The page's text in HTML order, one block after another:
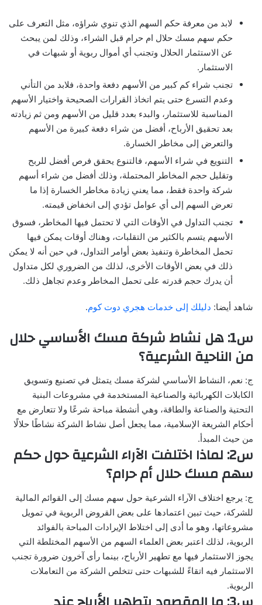
لابد من معرفة حكم السهم الذي تنوي شراؤه، مثل التعرف على
حكم سهم مسك حلال ام حرام قبل الشراء، وذلك لمن يبحث
عن الاستثمار الحلال وتجنب أي أموال ربوية أو شبهات في
الاستثمار.
تجنب شراء كم كبير من الأسهم دفعة واحدة، فلابد من التأني
وعدم التسرع حتى يتم اتخاذ القرارات الصحيحة واختيار الأسهم
المناسبة للاستثمار، والبدء بعدد قليل من الأسهم ومن ثم زيادته
بعد تحقيق الأرباح، أفضل من شراء دفعة كبيرة من الأسهم
والتعرض إلى مخاطر الخسارة.
التنويع في شراء الأسهم، فالتنوع يحقق فرص أفضل للربح
وتقليل حجم المخاطر المحتملة، وذلك أفضل من شراء أسهم
شركة واحدة فقط، مما يعني زيادة مخاطر الخسارة إذا ما
تعرض السهم إلى أي عوامل تؤدي إلى انخفاض قيمته.
تجنب التداول في الأوقات التي لا تحتمل فيها المخاطر، فسوق
الأسهم يتسم بالكثير من التقلبات، وهناك أوقات يمكن فيها
تحمل المخاطرة وتنفيذ بعض أوامر التداول، في حين أنه لا يمكن
ذلك في بعض الأوقات الأخرى، لذلك من الضروري لكل متداول
أن يدرك حجم قدرته على تحمل المخاطر وعدم تجاهل ذلك.
شاهد أيضا: دليلك إلى خدمات هجري دوت كوم.
س1: هل نشاط شركة مسك الأساسي حلال
من الناحية الشرعية؟
ج: نعم، النشاط الأساسي لشركة مسك يتمثل في تصنيع وتسويق
الكابلات الكهربائية والصناعية المستخدمة في مشروعات البنية
التحتية والصناعة والطاقة، وهي أنشطة مباحة شرعًا ولا تتعارض مع
أحكام الشريعة الإسلامية، مما يجعل أصل نشاط الشركة نشاطًا حلالًا
من حيث المبدأ.
س2: لماذا اختلفت الآراء الشرعية حول حكم
سهم مسك حلال أم حرام؟
ج: يرجع اختلاف الآراء الشرعية حول سهم مسك إلى القوائم المالية
للشركة، حيث تبين اعتمادها على بعض القروض الربوية في تمويل
مشروعاتها، وهو ما أدى إلى اختلاط الإيرادات المباحة بالفوائد
الربوية، لذلك اعتبر بعض العلماء السهم من الأسهم المختلطة التي
يجوز الاستثمار فيها مع تطهير الأرباح، بينما رأى آخرون ضرورة تجنب
الاستثمار فيه اتقاءً للشبهات حتى تتخلص الشركة من التعاملات
الربوية.